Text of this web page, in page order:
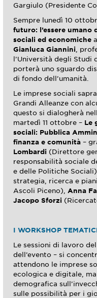
Gargiulo (Presidente
Sempre lunedì 10
futuro: l’essere
sociali ed economiche
Gianluca Giannini ,
l’Università degli Studi
porterà uno sguardo
di fondo dell’umanità.
Le imprese sociali
Grandi Alleanze con
questo si dialogherà
martedì 11 ottobre – Le
sociali: Pubblica
finanza e comunità –
Lombardi (Direttore
responsabilità sociale
e delle Politiche Sociali),
strategia, ricerca e
Ascoli Piceno), Anna
Jacopo Sforzi
I WORKSHOP
Le sessioni di lavoro
dell’evento – si
attendono le imprese
ecologica e digitale,
demografica
sulle possibilità per i